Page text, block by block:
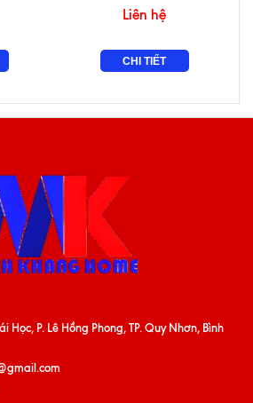
Liên hệ
CHI TIẾT
Học, P. Lê Hồng Phong, TP. Quy Nhơn, Bình